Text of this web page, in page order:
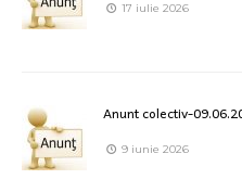
17 iulie 2026
Anunt colectiv-
9 iunie 2026